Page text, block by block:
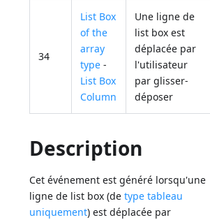
34
List Box
of the
array
type -
List Box
Column
Une ligne de
list box est
déplacée par
l'utilisateur
par glisser-
déposer
Description
Cet événement est généré lorsqu'une
ligne de list box (detype tableau
uniquement) est déplacée par